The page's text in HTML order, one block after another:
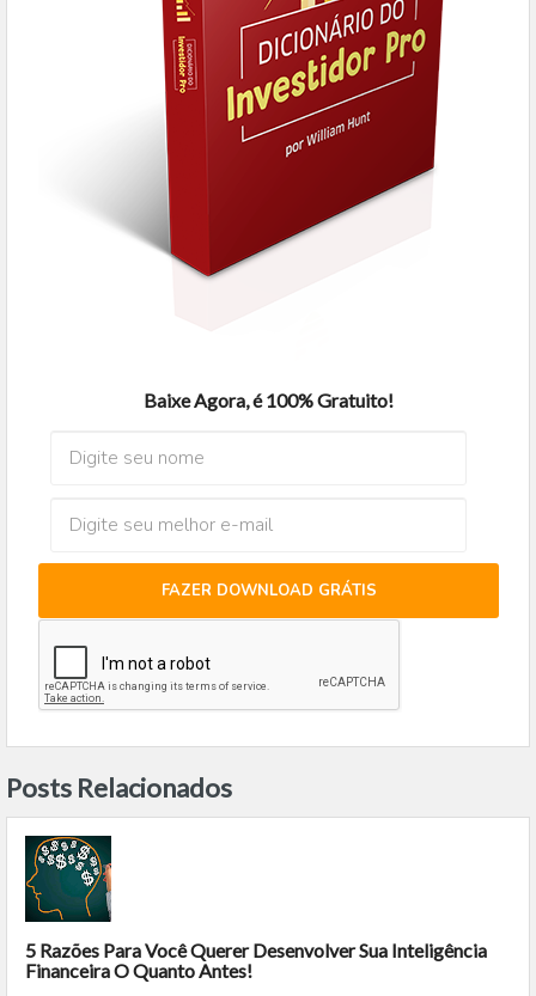
Baixe Agora, é 100% Gratuito!
FAZER DOWNLOAD GRÁTIS
Posts Relacionados
5 Razões Para Você Querer Desenvolver Sua Inteligência
Financeira O Quanto Antes!